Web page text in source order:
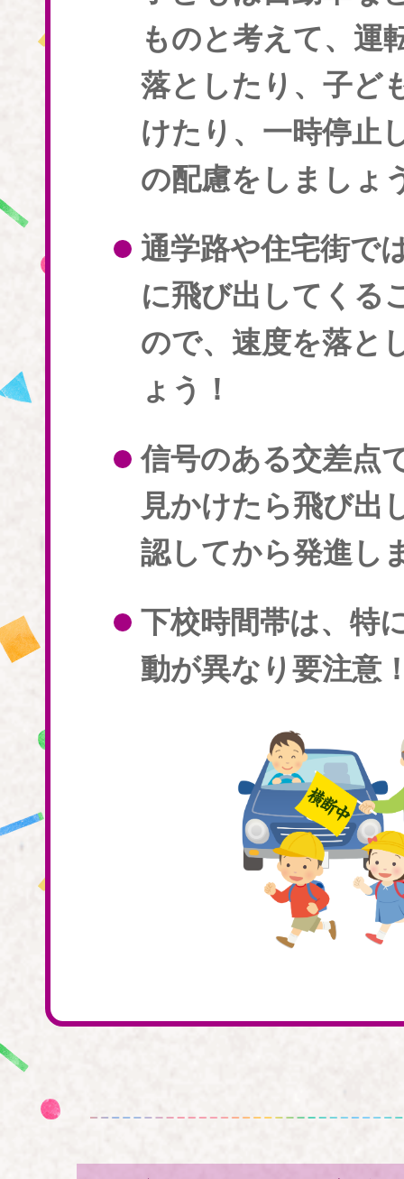
ものと考えて、運
落としたり、子ど
けたり、一時停止
の配慮をしましょ
通学路や住宅街で
に飛び出してくる
ので、速度を落と
ょう！
信号のある交差点
見かけたら飛び出
認してから発進し
下校時間帯は、特
動が異なり要注意